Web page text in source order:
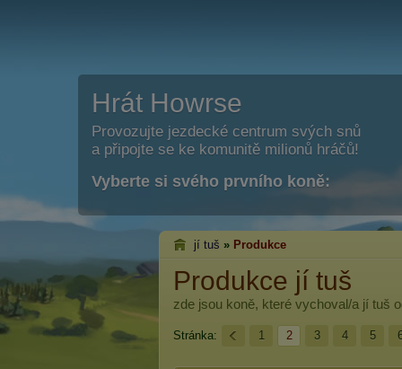
Hrát Howrse
Provozujte jezdecké centrum svých snů
a připojte se ke komunitě milionů hráčů!
Vyberte si svého prvního koně:
jí tuš » Produkce
Produkce jí tuš
zde jsou koně, které vychoval/a jí tuš
Stránka: 1 2 3 4 5